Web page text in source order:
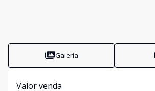
Galeria
Valor venda